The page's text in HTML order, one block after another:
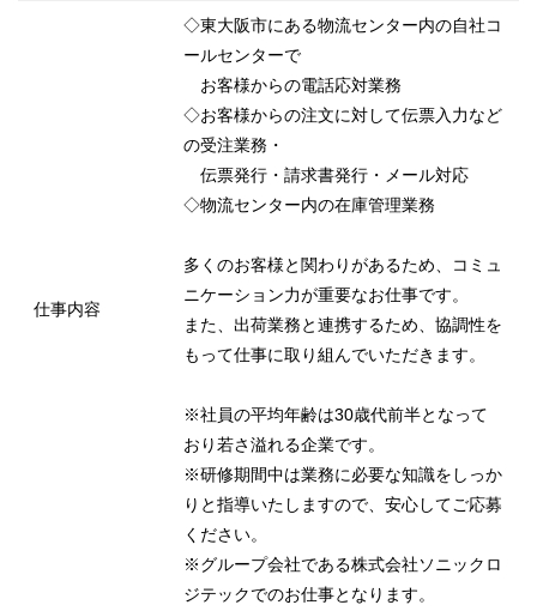
仕事内容
◇東大阪市にある物流センター内の自社コ
ールセンターで
お客様からの電話応対業務
◇お客様からの注文に対して伝票入力など
の受注業務・
伝票発行・請求書発行・メール対応
◇物流センター内の在庫管理業務
多くのお客様と関わりがあるため、コミュ
ニケーション力が重要なお仕事です。
また、出荷業務と連携するため、協調性を
もって仕事に取り組んでいただきます。
※社員の平均年齢は30歳代前半となって
おり若さ溢れる企業です。
※研修期間中は業務に必要な知識をしっか
りと指導いたしますので、安心してご応募
ください。
※グループ会社である株式会社ソニックロ
ジテックでのお仕事となります。